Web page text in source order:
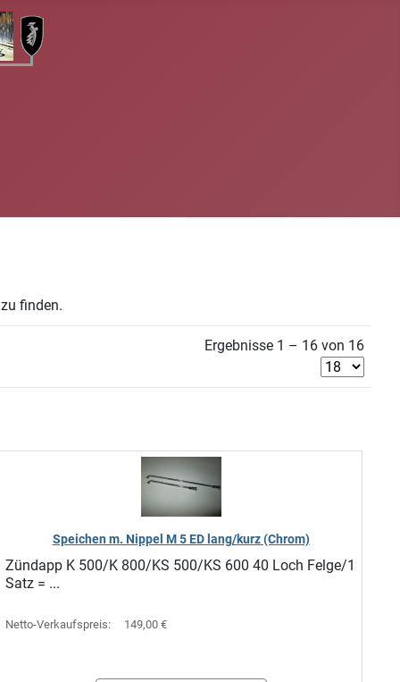
finden.
Ergebnisse 1 – 16 von 16
Speichen m. Nippel M 5 ED lang/kurz (Chrom)
Zündapp K 500/K 800/KS 500/KS 600 40 Loch Felge/1
Satz = ...
Netto-Verkaufspreis: 149,00 €